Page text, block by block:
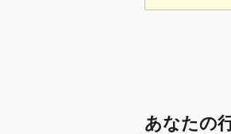
あなたの